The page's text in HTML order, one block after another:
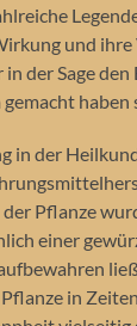
und
in der Sage
haben
in der
Pflanze
einer
in